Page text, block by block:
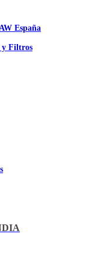
España
y Filtros